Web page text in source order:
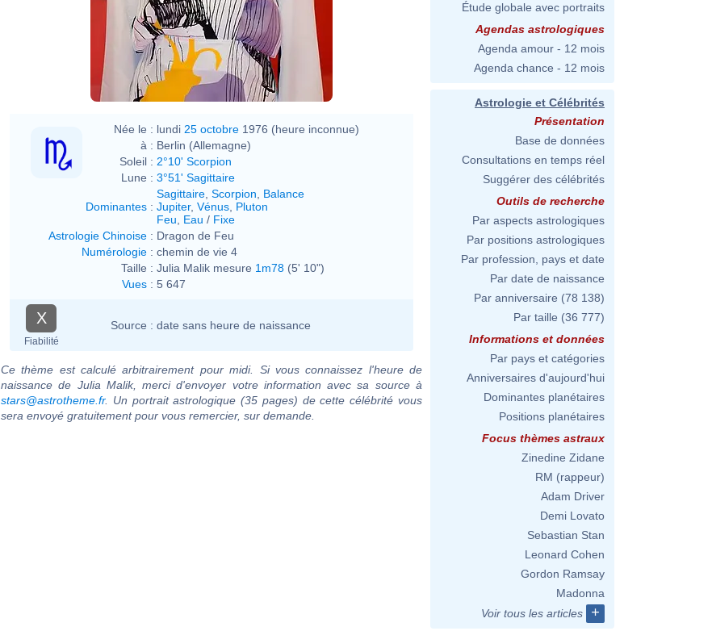
Martin Kraft
Née le : lundi 25 octobre 1976 (heure inconnue)
à : Berlin (Allemagne)
Soleil : 2°10' Scorpion
Lune : 3°51' Sagittaire
Dominantes :
Sagittaire Scorpion
Balance
Jupiter, Vénus Pluton
Feu
Eau / Fixe
Astrologie Chinoise : Dragon de Feu
Numérologie : chemin de vie 4
Taille : Julia Malik mesure 1m78 (5' 10")
Vues : 5 647
X
Fiabilité
Source : date sans heure de naissance
Ce thème est calculé arbitrairement pour midi. Si vous connaissez l'heure de
naissance de Julia Malik, merci d'envoyer votre information avec sa source à
stars@astrotheme.fr. Un portrait astrologique (35 pages) de cette célébrité vous
sera envoyé gratuitement pour vous remercier, sur demande.
Étude globale avec portraits
Agendas astrologiques
Agenda amour - 12 mois
Agenda chance - 12 mois
Astrologie et Célébrités
Présentation
Base de données
Consultations en temps réel
Suggérer des célébrités
Outils de recherche
Par aspects astrologiques
Par positions astrologiques
Par profession, pays et date
Par date de naissance
Par anniversaire (78 138)
Par taille (36 777)
Informations et données
Par pays et catégories
Anniversaires d'aujourd'hui
Dominantes planétaires
Positions planétaires
Focus thèmes astraux
Zinedine Zidane
RM (rappeur)
Adam Driver
Demi Lovato
Sebastian Stan
Leonard Cohen
Gordon Ramsay
Madonna
Voir tous les articles
+